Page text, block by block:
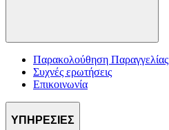
Παρακολούθηση Παραγγελίας
Συχνές ερωτήσεις
Επικοινωνία
ΥΠΗΡΕΣΙΕΣ